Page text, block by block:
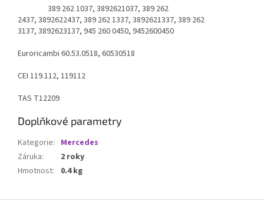
389 262 1037, 3892621037, 389 262
2437, 3892622437, 389 262 1337, 3892621337, 389 262
3137, 3892623137, 945 260 0450, 9452600450
Euroricambi 60.53.0518, 60530518
CEI 119.112, 119112
TAS T12209
Doplňkové parametry
Kategorie: Mercedes
Záruka:
2 roky
Hmotnost: 0.4 kg